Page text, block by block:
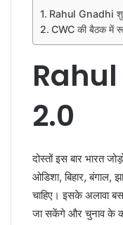
Rahul Gnadhi
CWC की बैठक में
Rahul
2.0
दोस्तों इस बार भारत
ओडिशा, बिहार, बंगाल,
चाहिए। इसके अलावा
जा सकेंगे और चुनाव के